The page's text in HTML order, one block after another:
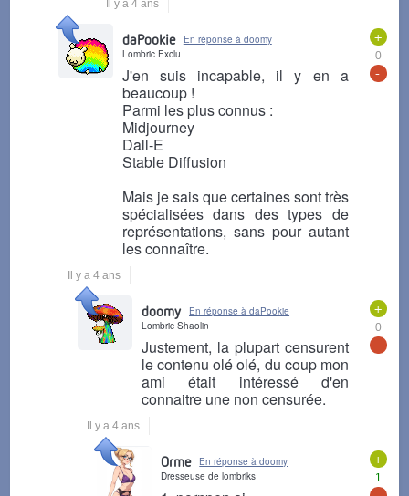
Il y a 4 ans
+
0
-
daPookie
En réponse à doomy
Lombric Exclu
J'en suis incapable, il y en a
beaucoup !
Parmi les plus connus :
Midjourney
Dall-E
Stable Diffusion
Mais je sais que certaines sont très
spécialisées dans des types de
représentations, sans pour autant
les connaître.
Il y a 4 ans
+
0
-
doomy
En réponse à daPookie
Lombric Shaolin
Justement, la plupart censurent
le contenu olé olé, du coup mon
ami était intéressé d'en
connaitre une non censurée.
Il y a 4 ans
+
1
Orme
En réponse à doomy
Dresseuse de lombriks